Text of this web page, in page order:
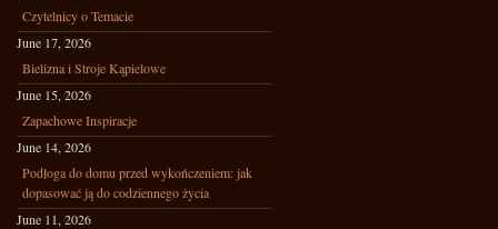
Czytelnicy o Temacie
June 17, 2026
Bielizna i Stroje Kąpielowe
June 15, 2026
Zapachowe Inspiracje
June 14, 2026
Podłoga do domu przed wykończeniem: jak
dopasować ją do codziennego życia
June 11, 2026